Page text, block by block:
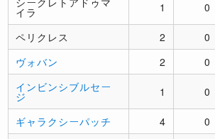
イラ 1 0
ペリクレス 2 0
ヴォバン
2 0
インビンシブルセー
ジ 1 0
ギャラクシーパッチ 4 0